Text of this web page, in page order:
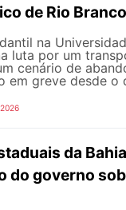
de Rio
na
luta por um
cenário de
em greve desde o
da
do governo